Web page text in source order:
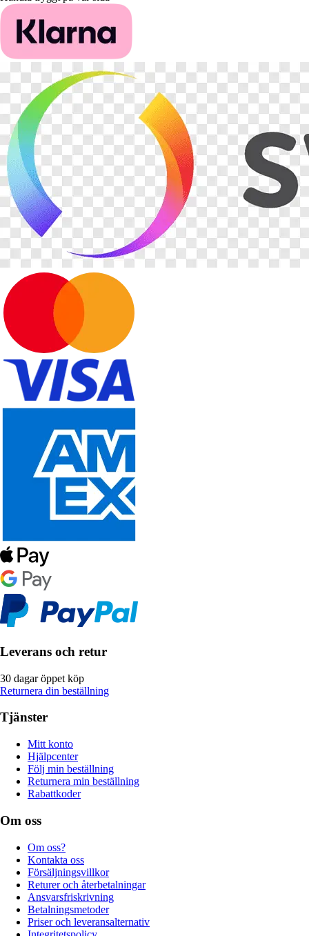
Leverans och retur
30 dagar öppet köp
Returnera din beställning
Tjänster
Mitt konto
Hjälpcenter
Följ min beställning
Returnera min beställning
Rabattkoder
Om oss
Om oss?
Kontakta oss
Försäljningsvillkor
Returer och återbetalningar
Ansvarsfriskrivning
Betalningsmetoder
Priser och leveransalternativ